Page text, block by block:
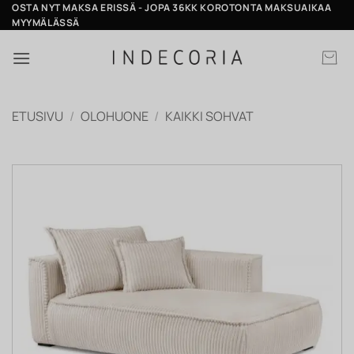
Skip
to
OSTA NYT MAKSA ERISSÄ - JOPA 36KK KOROTONTA MAKSUAIKAA
MYYMÄLÄSSÄ
ETUSIVU / OLOHUONE / KAIKKI SOHVAT